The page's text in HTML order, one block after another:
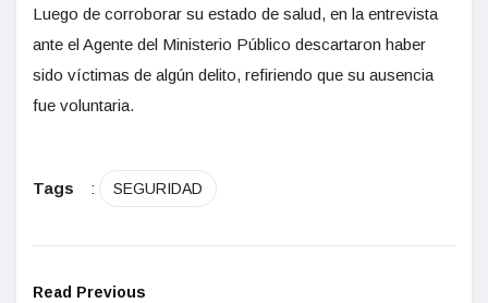
Luego de corroborar su estado de salud, en la entrevista
ante el Agente del Ministerio Público descartaron haber
sido víctimas de algún delito, refiriendo que su ausencia
fue voluntaria.
Tags : SEGURIDAD
Read Previous